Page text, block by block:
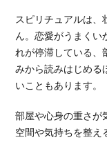
スピリチュアルは、
ん。恋愛がうまくい
れが停滞している、
みから読みはじめる
いこともあります。
部屋や心身の重さが
空間や気持ちを整え